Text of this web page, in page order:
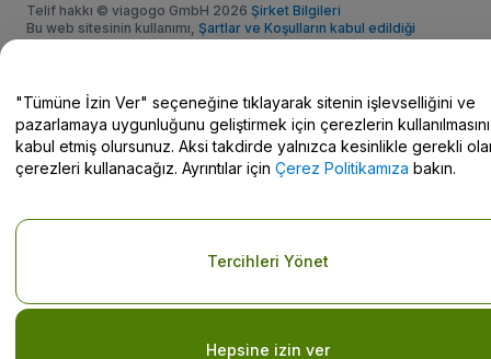
Telif hakkı © viagogo GmbH 2026 Şirket Bilgileri
Bu web sitesinin kullanımı, Şartlar ve Koşulların kabul edildiği
"Tümüne İzin Ver" seçeneğine tıklayarak sitenin işlevselliğini ve
pazarlamaya uygunluğunu geliştirmek için çerezlerin kullanılmasını
kabul etmiş olursunuz. Aksi takdirde yalnızca kesinlikle gerekli
çerezleri kullanacağız. Ayrıntılar için Çerez Politikamıza bakın.
Hepsine izin ver
Tercihleri Yönet